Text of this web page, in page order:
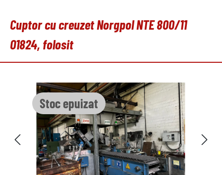
Cuptor cu creuzet Norgpol NTE 800/11
O1824, folosit
Stoc epuizat
Sari peste galeria de imagini